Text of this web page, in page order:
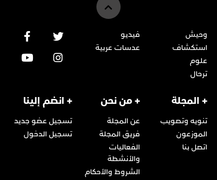
وحيش
استكشاف
علوم
ترحال
فيديو
عدسات عربية
+ المجلة
تنويه وتصويب
الموزعون
اتصل بنا
+ من نحن
عن المجلة
فريق المجلة
الفعاليات
والأنشطة
الشروط والأحكام
+ انضم إلينا
تسجيل عضو جديد
تسجيل الدخول